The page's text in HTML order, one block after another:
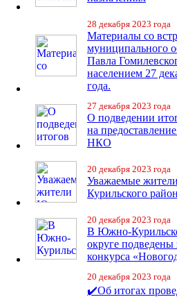
28 декабря 2023 года
Материалы со
муниципального
Павла
населением 27
года.
27 декабря 2023 года
О подведении
на
НКО
20 декабря 2023 года
Уважаемые
Курильского
20 декабря 2023 года
В Южно-
округе подведены
конкурса
20 декабря 2023 года
✔️Об итогах